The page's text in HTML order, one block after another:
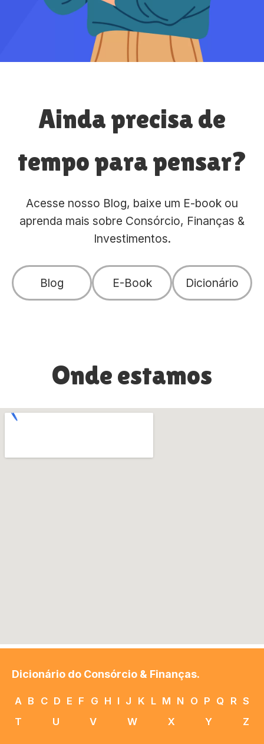
Ainda precisa de
tempo para pensar?
Acesse nosso Blog, baixe um E-book ou
aprenda mais sobre Consórcio, Finanças &
Investimentos.
Blog E-Book Dicionário
Onde estamos
Dicionário do Consórcio & Finanças.
A B C D E F G H I J K L M N O P Q R S
T
U V W X Y Z